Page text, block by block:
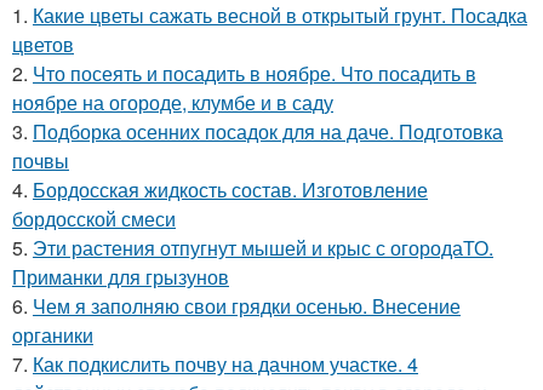
1. Какие цветы сажать весной в открытый грунт. Посадка
цветов
2. Что посеять и посадить в ноябре. Что посадить в
ноябре на огороде, клумбе и в саду
3. Подборка осенних посадок для на даче. Подготовка
почвы
4. Бордосская жидкость состав. Изготовление
бордосской смеси
5. Эти растения отпугнут мышей и крыс с огородаТО.
Приманки для грызунов
6. Чем я заполняю свои грядки осенью. Внесение
органики
7. Как подкислить почву на дачном участке. 4